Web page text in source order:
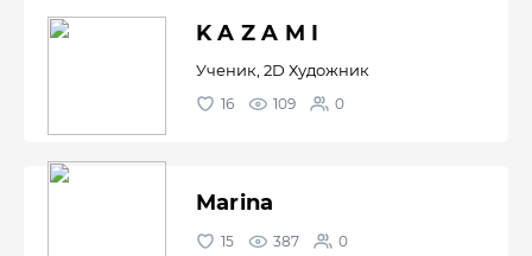
K A Z A M I
Ученик, 2D Художник
16 109 0
Marina
15 387 0